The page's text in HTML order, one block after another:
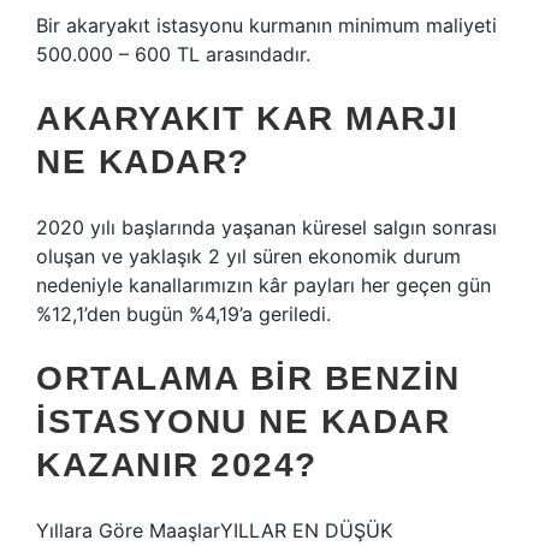
Bir akaryakıt istasyonu kurmanın minimum maliyeti
500.000 – 600 TL arasındadır.
AKARYAKIT KAR MARJI
NE KADAR?
2020 yılı başlarında yaşanan küresel salgın sonrası
oluşan ve yaklaşık 2 yıl süren ekonomik durum
nedeniyle kanallarımızın kâr payları her geçen gün
%12,1’den bugün %4,19’a geriledi.
ORTALAMA BIR BENZIN
ISTASYONU NE KADAR
KAZANIR 2024?
Yıllara Göre MaaşlarYILLAR EN DÜŞÜK